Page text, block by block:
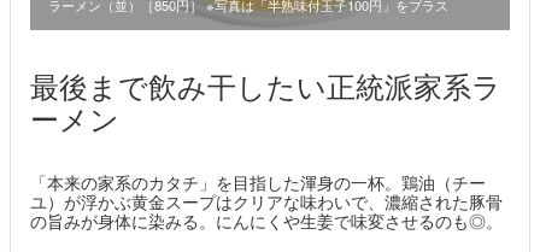
ラーメン（並）［850円］ ※写真は「半熟味付玉子100円」をプラス
最後まで飲み干したい正統派家系ラ
ーメン
「本来の家系のカタチ」を目指した渾身の一杯。鶏油（チー
ユ）が浮かぶ黄金スープはクリアな味わいで、濃縮された豚骨
の旨みが身体に染みる。にんにくや生姜で味変させるのも◎。